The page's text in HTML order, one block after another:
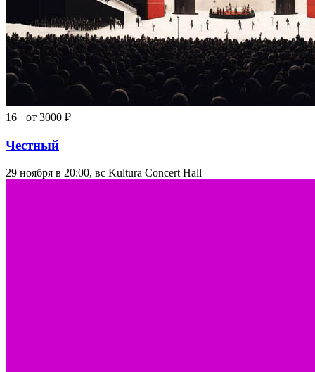
16+ от 3000 ₽
Честный
29 ноября в 20:00, вс Kultura Concert Hall